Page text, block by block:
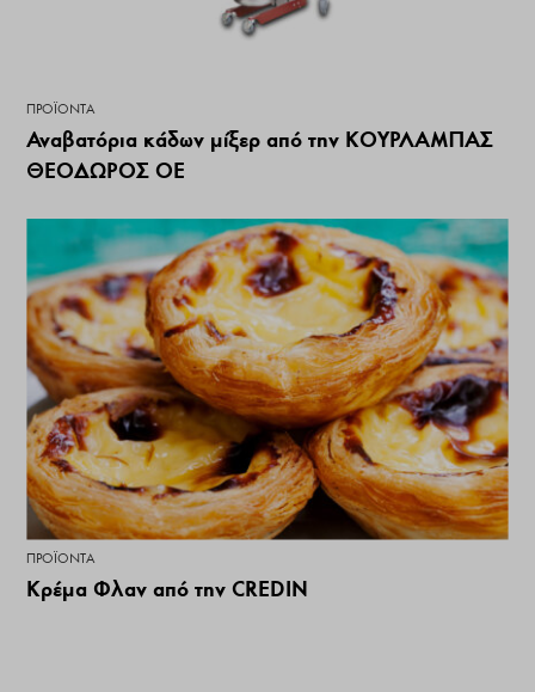
ΠΡΟΪΌΝΤΑ
Αναβατόρια κάδων μίξερ από την ΚΟΥΡΛΑΜΠΑΣ
ΘΕΟΔΩΡΟΣ ΟΕ
ΠΡΟΪΌΝΤΑ
Κρέμα Φλαν από την CREDIN